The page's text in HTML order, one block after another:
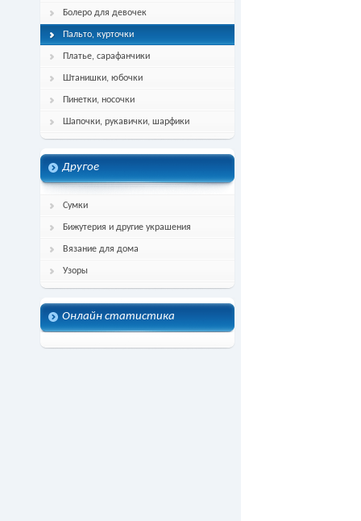
Болеро для девочек
Пальто, курточки
Платье, сарафанчики
Штанишки, юбочки
Пинетки, носочки
Шапочки, рукавички, шарфики
Другое
Сумки
Бижутерия и другие украшения
Вязание для дома
Узоры
Онлайн статистика